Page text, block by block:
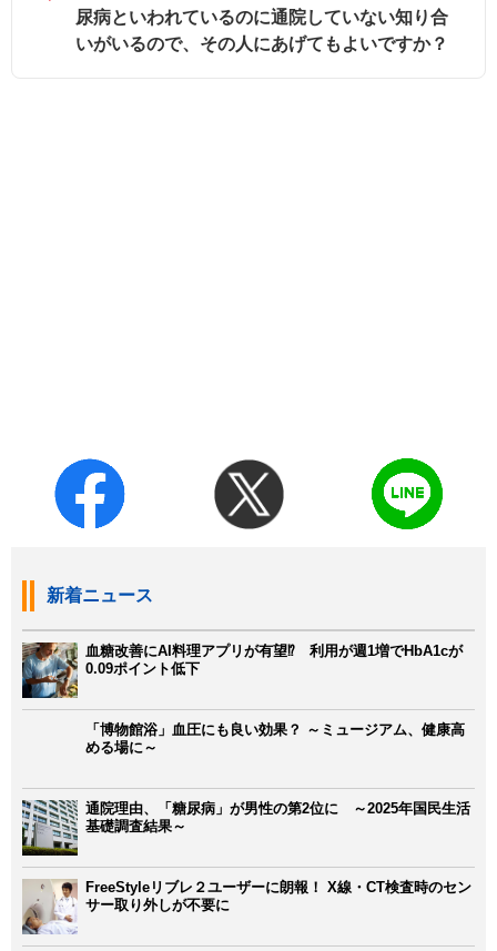
尿病といわれているのに通院していない知り合
いがいるので、その人にあげてもよいですか？
新着ニュース
血糖改善にAI料理アプリが有望⁉ 利用が週1増でHbA1cが
0.09ポイント低下
「博物館浴」血圧にも良い効果？ ～ミュージアム、健康高
める場に～
通院理由、「糖尿病」が男性の第2位に ～2025年国民生活
基礎調査結果～
FreeStyleリブレ２ユーザーに朗報！ X線・CT検査時のセン
サー取り外しが不要に